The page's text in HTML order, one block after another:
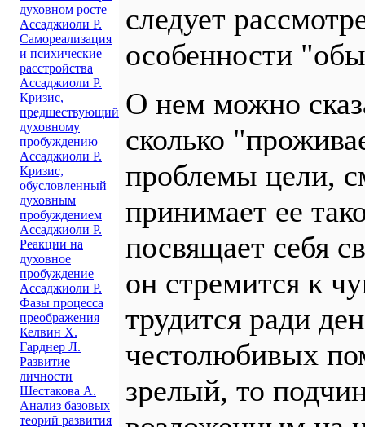
духовном росте
Ассаджиоли Р.
Самореализация
и психические
расстройства
Ассаджиоли Р.
Кризис,
предшествующий
духовному
пробуждению
Ассаджиоли Р.
Кризис,
обусловленный
духовным
пробуждением
Ассаджиоли Р.
Реакции на
духовное
пробуждение
Ассаджиоли Р.
Фазы процесса
преображения
Келвин Х.
Гарднер Л.
Развитие
личности
Шестакова А.
Анализ базовых
теорий развития
следует
особенности
О нем можно
сколько
проблемы цели,
принимает ее
посвящает себя
он стремится к
трудится ради
честолюбивых
зрелый, то